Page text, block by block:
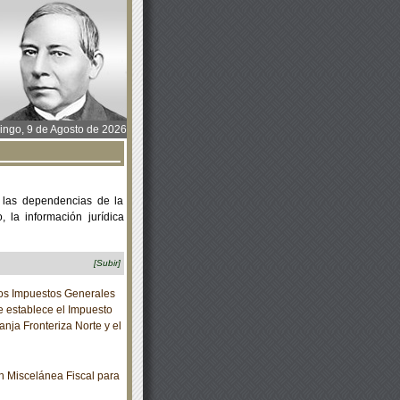
9 de Agosto de 2026
dependencias de la
la información jurídica
[Subir]
Impuestos Generales
establece el Impuesto
Fronteriza Norte y el
Miscelánea Fiscal para